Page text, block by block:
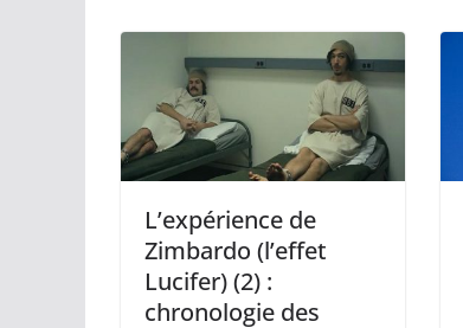
L’expérience de
Zimbardo (l’effet
Lucifer) (2) :
chronologie des